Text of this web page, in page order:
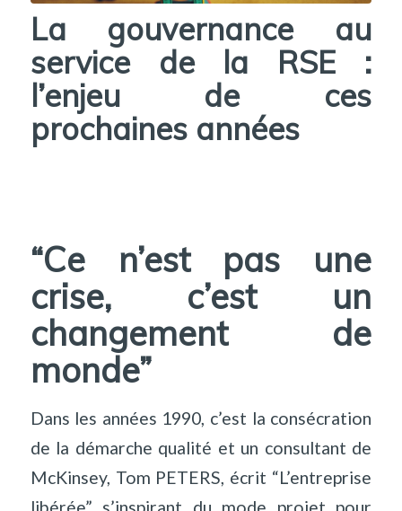
La gouvernance au
service de la RSE :
l’enjeu de ces
prochaines années
“Ce n’est pas une
crise, c’est un
changement de
monde”
Dans les années 1990, c’est la consécration
de la démarche qualité et un consultant de
McKinsey, Tom PETERS, écrit “L’entreprise